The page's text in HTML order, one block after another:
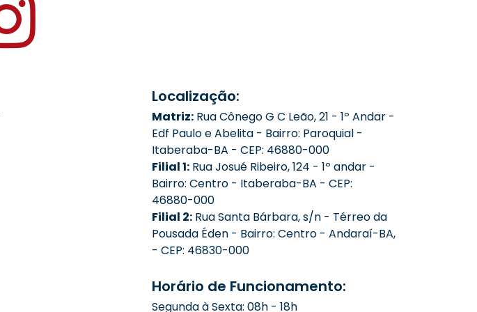
Localização:
Matriz: Rua Cônego G C Leão, 21 - 1º Andar -
Edf Paulo e Abelita - Bairro: Paroquial -
Itaberaba-BA - CEP: 46880-000
Filial 1: Rua Josué Ribeiro, 124 - 1º andar -
Bairro: Centro - Itaberaba-BA - CEP:
46880-000
Filial 2: Rua Santa Bárbara, s/n - Térreo da
Pousada Éden - Bairro: Centro - Andaraí-BA,
- CEP: 46830-000
Horário de Funcionamento:
Segunda à Sexta: 08h - 18h